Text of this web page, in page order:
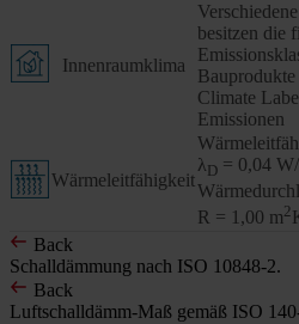
Innenraumklima
besitzen die
Climate
Emissionen
Wärmeleitfähigkeit
λD = 0,04
R = 1,00 m2
Back
Schalldämmung nach ISO 10848-2.
Back
Luftschalldämm-Maß gemäß ISO